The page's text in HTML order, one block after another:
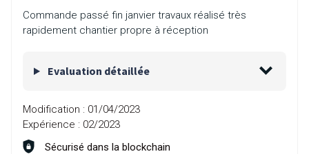
Commande passé fin janvier travaux réalisé très
rapidement chantier propre à réception
Evaluation détaillée
Modification : 01/04/2023
Expérience : 02/2023
Sécurisé dans la blockchain